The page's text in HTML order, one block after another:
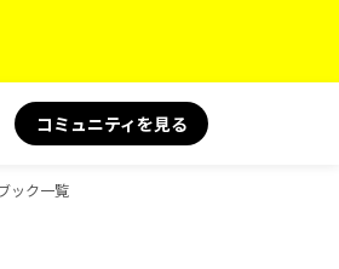
コミュニティを見る
ック一覧